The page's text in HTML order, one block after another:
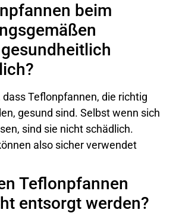
beim
dass Teflonpfannen, die richtig
gesund sind. Selbst wenn sich
sind sie nicht schädlich.
also sicher verwendet
Teflonpfannen
entsorgt werden?